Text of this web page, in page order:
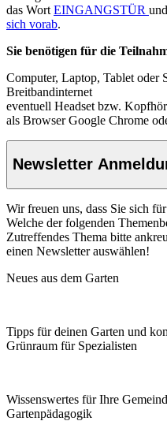
das Wort EINGANGSTÜR
sich vorab.
Sie benötigen für die
Computer, Laptop, Tablet oder
Breitbandinternet
eventuell Headset bzw.
als Browser Google Chrome
Newsletter
Wir freuen uns, dass Sie sich
Welche der folgenden
Zutreffendes Thema bitte
einen Newsletter auswählen!
Neues aus dem Garten
Tipps für deinen Garten und
Grünraum für Spezialisten
Wissenswertes für Ihre
Garten­pädagogik